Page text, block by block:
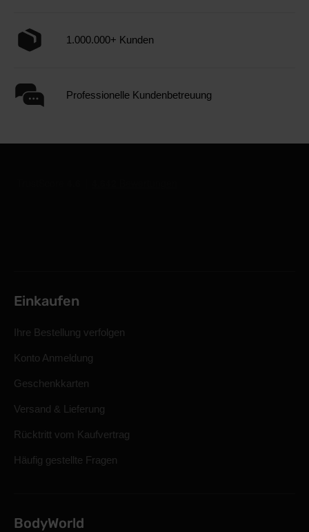
1.000.000+ Kunden
Professionelle Kundenbetreuung
Einkaufen
Ihre Bestellung verfolgen
Konto Anmeldung
Geschenkkarten
Versand & Lieferung
Rücktritt vom Kaufvertrag
Häufig gestellte Fragen
BodyWorld